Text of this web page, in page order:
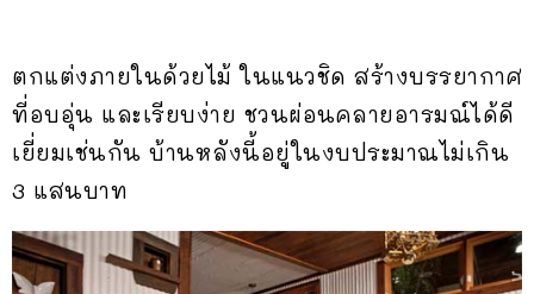
ตกแต่งภายในด้วยไม้ ในแนวชิด สร้างบรรยากาศ
ที่อบอุ่น และเรียบง่าย ชวนผ่อนคลายอารมณ์ได้ดี
เยี่ยมเช่นกัน บ้านหลังนี้อยู่ในงบประมาณไม่เกิน
3 แสนบาท